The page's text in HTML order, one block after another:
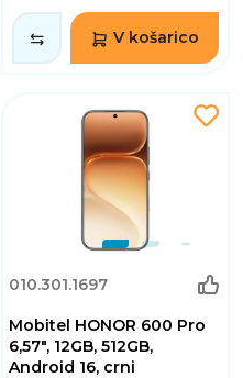
V košarico
010.301.1697
Mobitel HONOR 600 Pro
6,57", 12GB, 512GB,
Android 16, crni